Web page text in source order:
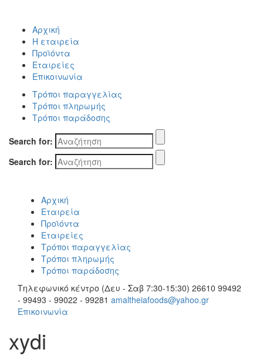
Αρχική
Η εταιρεία
Προϊόντα
Εταιρείες
Επικοινωνία
Τρόποι παραγγελίας
Τρόποι πληρωμής
Τρόποι παράδοσης
Search for:
Search for:
Αρχική
Εταιρεία
Προϊόντα
Εταιρείες
Τρόποι παραγγελίας
Τρόποι πληρωμής
Τρόποι παράδοσης
Τηλεφωνικό κέντρο (Δευ - Σαβ 7:30-15:30) 26610 99492
- 99493 - 99022 - 99281 amaltheiafoods@yahoo.gr
Επικοινωνία
xydi